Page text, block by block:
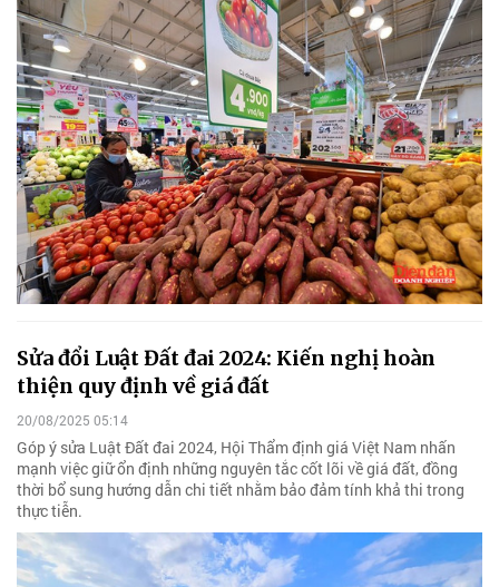
Sửa đổi Luật Đất đai 2024: Kiến nghị hoàn
thiện quy định về giá đất
20/08/2025 05:14
Góp ý sửa Luật Đất đai 2024, Hội Thẩm định giá Việt Nam nhấn
mạnh việc giữ ổn định những nguyên tắc cốt lõi về giá đất, đồng
thời bổ sung hướng dẫn chi tiết nhằm bảo đảm tính khả thi trong
thực tiễn.